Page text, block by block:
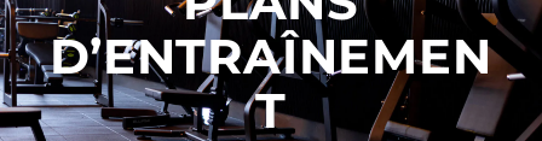
D’ENTRAÎNEMEN
T